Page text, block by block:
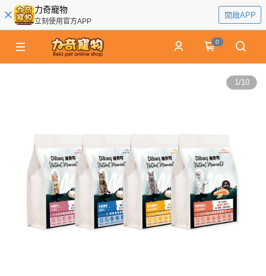
力奇寵物
立刻使用官方APP
開啟APP
0
1/10